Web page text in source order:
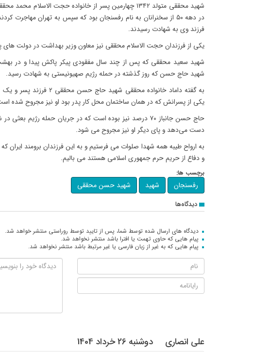
شهید محققی متولد ۱۳۴۲ چهارمین پسر از خانواده حجت الاسلام
فرزند وی به شهادت رسیدند.
یکی از فرزندان حجت الاسلام محققی نیز معاون وزیر بهداشت در دولت های
شهید سعید محققی که پس از چند سال مفقودی پیکر پاکش پیدا و در
شهید حاج حسن که روز گذشته در حمله رژیم صهیونیستی به شهادت رسید‌.
به گفته داماد خانواده محققی شهید
یکی از پسرانش که در همان ساختمان محل کار پدر بود او نیز مجروح شده
حاج حسن جانباز ۷۰ درصد نیز بوده است که در جریان حمله رژیم
دست می‌دهد و پای دیگر او نیز مجروح می شود.
به ارواح طیبه همه شهدا صلوات می فرستیم و به این فرزندان برومند ایران
و دفاع از حریم حرم جمهوری اسلامی هستند می بالیم.
برچسب ها:
رفسنجان شهید شهید حسن محققی
دیدگاه‌ها
دیدگاه های ارسال شده توسط شما، پس از تایید توسط روراستی منتشر خواهد شد.
پیام هایی که حاوی تهمت یا افترا باشد منتشر نخواهد شد.
پیام هایی که به غیر از زبان فارسی یا غیر مرتبط باشد منتشر نخواهد شد.
علی انصاری دوشنبه 26 خرداد 1404